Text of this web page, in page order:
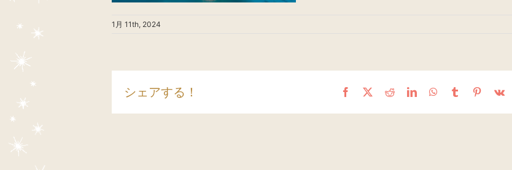
1月 11th, 2024
シェアする！ Facebook
X RedditLinkedInWhatsApp
TumblrPinterest
Vk